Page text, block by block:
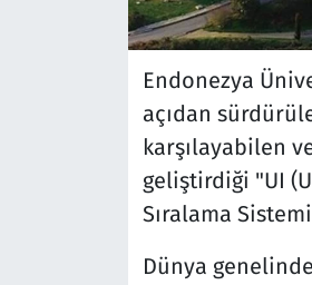
Endonezya
açıdan
karşılayabilen
geliştirdiği "UI
Sıralama
Dünya